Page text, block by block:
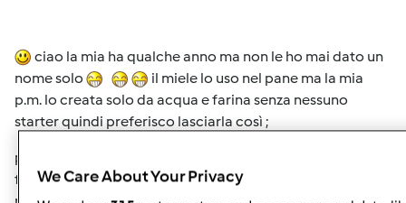
ciao la mia ha qualche anno ma non le ho mai dato un
nome solo
il miele lo uso nel pane ma la mia
p.m. lo creata solo da acqua e farina senza nessuno
starter quindi preferisco lasciarla così ;
per il tempo mi è capitato di lasciarla circa un mese in
frigo .. perchè son dovuta partire all'improvviso e al mio
We Care About Your Privacy